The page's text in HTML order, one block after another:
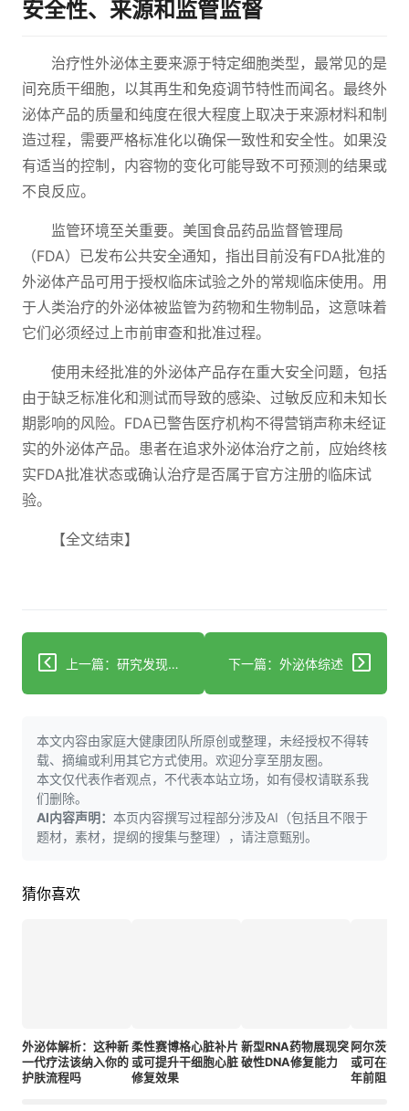
安全性、来源和监管监督
治疗性外泌体主要来源于特定细胞类型，最常见的是
间充质干细胞，以其再生和免疫调节特性而闻名。最终外
泌体产品的质量和纯度在很大程度上取决于来源材料和制
造过程，需要严格标准化以确保一致性和安全性。如果没
有适当的控制，内容物的变化可能导致不可预测的结果或
不良反应。
监管环境至关重要。美国食品药品监督管理局
（FDA）已发布公共安全通知，指出目前没有FDA批准的
外泌体产品可用于授权临床试验之外的常规临床使用。用
于人类治疗的外泌体被监管为药物和生物制品，这意味着
它们必须经过上市前审查和批准过程。
使用未经批准的外泌体产品存在重大安全问题，包括
由于缺乏标准化和测试而导致的感染、过敏反应和未知长
期影响的风险。FDA已警告医疗机构不得营销声称未经证
实的外泌体产品。患者在追求外泌体治疗之前，应始终核
实FDA批准状态或确认治疗是否属于官方注册的临床试
验。
【全文结束】
上一篇：研究发现妊娠与生物衰老加速相关 下一篇：外泌体综述
本文内容由家庭大健康团队所原创或整理，未经授权不得转
载、摘编或利用其它方式使用。欢迎分享至朋友圈。
本文仅代表作者观点，不代表本站立场，如有侵权请联系我
们删除。
AI内容声明： 本页内容撰写过程部分涉及AI（包括且不限于
题材，素材，提纲的搜集与整理），请注意甄别。
猜你喜欢
外泌体解析：这种新
一代疗法该纳入你的
护肤流程吗
柔性赛博格心脏补片
或可提升干细胞心脏
修复效果
新型RNA药物展现突
破性DNA修复能力
阿尔茨海
或可在症
年前阻止